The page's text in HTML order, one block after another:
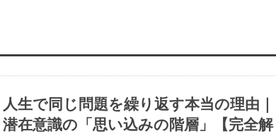
人生で同じ問題を繰り返す本当の理由｜
潜在意識の「思い込みの階層」【完全解